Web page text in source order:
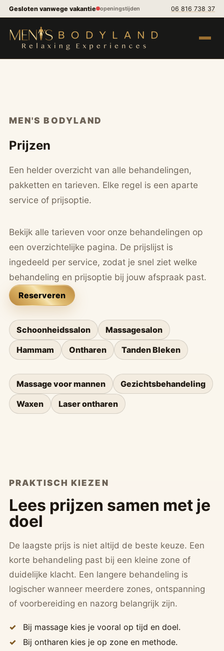
Spring naar inhoud
Gesloten vanwege vakantie openingstijden 06 816 738 37
Menu
MEN'S BODYLAND
Prijzen
Een helder overzicht van alle behandelingen,
pakketten en tarieven. Elke regel is een aparte
service of prijsoptie.
Bekijk alle tarieven voor onze behandelingen op
een overzichtelijke pagina. De prijslijst is
ingedeeld per service, zodat je snel ziet welke
behandeling en prijsoptie bij jouw afspraak past.
Reserveren
Schoonheidssalon
Massagesalon
Hammam
Ontharen Tanden Bleken
Massage voor mannen
Gezichtsbehandeling
Waxen
Laser ontharen
PRAKTISCH KIEZEN
Lees prijzen samen met je
doel
De laagste prijs is niet altijd de beste keuze. Een
korte behandeling past bij een kleine zone of
duidelijke klacht. Een langere behandeling is
logischer wanneer meerdere zones, ontspanning
of voorbereiding en nazorg belangrijk zijn.
Bij massage kies je vooral op tijd en doel.
Bij ontharen kies je op zone en methode.